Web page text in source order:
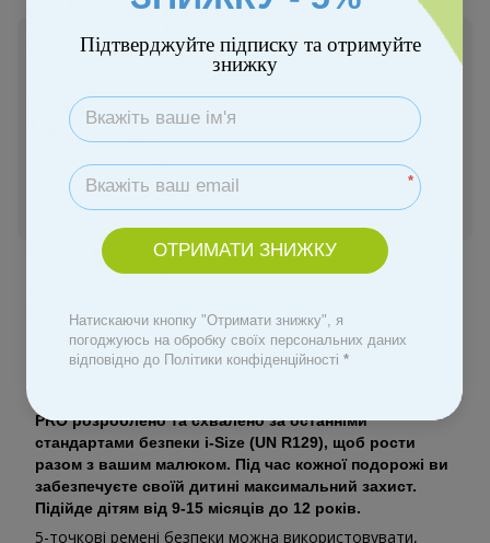
Немає в наявності
Повідомити, коли з'явиться
Увійти для відображення персональної знижки
До обраного
Опис
PRO розроблено та схвалено за останніми
стандартами безпеки i-Size (UN R129), щоб рости
разом з вашим малюком. Під час кожної подорожі ви
забезпечуєте своїй дитині максимальний захист.
Підійде дітям від 9-15 місяців до 12 років.
5-точкові ремені безпеки можна використовувати,
Підтверджуйте підписку та отримуйте
знижку
*
ОТРИМАТИ ЗНИЖКУ
Натискаючи кнопку "Отримати знижку", я
погоджуюсь на обробку своїх персональних даних
відповідно до Політики конфіденційності *